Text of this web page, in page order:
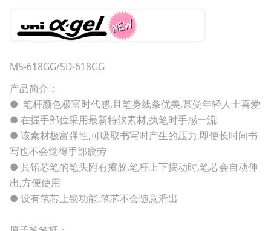
M5-618GG/SD-618GG
产品简介：
● 笔杆颜色极富时代感,且笔身线条优美,甚受年轻人士喜爱
● 在握手部位采用最新特软素材,执笔时手感一流
● 该素材极富弹性,可吸取书写时产生的压力,即使长时间书
写也不会觉得手部疲劳
● 其铅芯笔的笔头附有擦胶,笔杆上下摆动时,笔芯会自动伸
出,方便使用
● 设有笔芯上锁功能,笔芯不会随意滑出